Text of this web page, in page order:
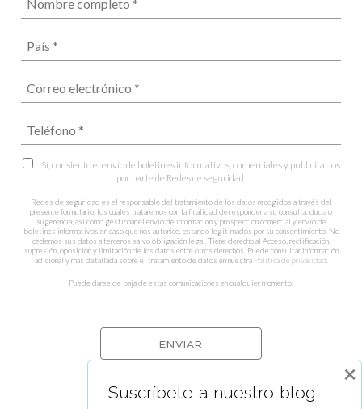
Sí, consiento el envío de boletines informativos, comerciales y publicitarios
por parte de Redes de seguridad.
Redes de seguridad es el responsable del tratamiento de los datos recogidos a través del
presente formulario, los cuales trataremos con la finalidad de responder a su consulta, duda o
sugerencia, así como gestionar el envío de información y prospección comercial y envío de
boletines informativos en caso que nos autorice, estando legitimados por su consentimiento. No
cedemos sus datos a terceros salvo obligación legal. Tiene derecho al Acceso, rectificación,
supresión, oposición y limitación de los datos entre otros derechos. Puede consultar información
adicional y más detallada sobre el tratamiento de datos en nuestra Política de privacidad
Puede darse de baja de estas comunicaciones en cualquier momento.
Suscríbete a nuestro blog
×